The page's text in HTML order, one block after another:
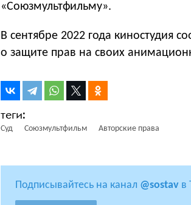
«Союзмультфильму».
В сентябре 2022 года киностудия
о защите прав на своих
Суд Союзмультфильм Авторские права
Подписывайтесь на канал @sostav в